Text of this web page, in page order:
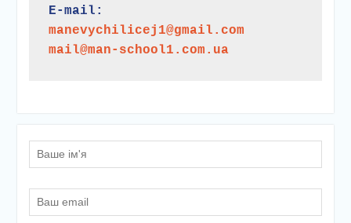
E-mail:
manevychilicej1@gmail.com
mail@man-school1.com.ua